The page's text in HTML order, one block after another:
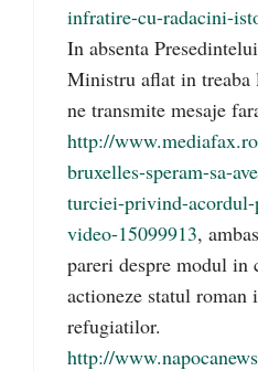
infratire-cu-radacini-
In absenta
Ministru aflat in treaba
ne transmite mesaje
http://
bruxelles-speram-sa-
turciei-privind-
video-15099913,
pareri despre modul in
actioneze statul roman
refugiatilor.
http://